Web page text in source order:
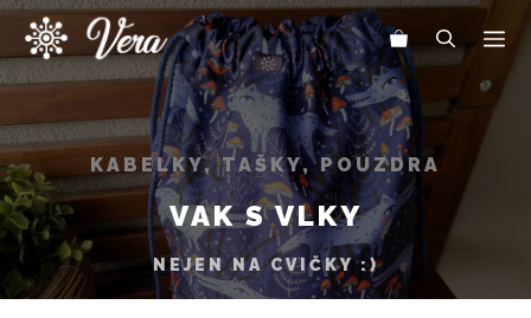
Přeskočit
obsah
KABELKY, TAŠKY, POUZDRA
VAK S VLKY
NEJEN NA CVIČKY :)